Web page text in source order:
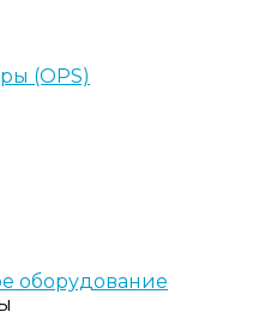
(OPS)
оборудование